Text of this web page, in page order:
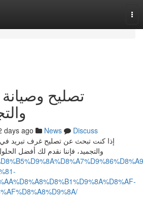
تصليح
days ago News
Discuss
إذا كنت تبحث عن تصليح غرف تبريد في
والتجميد، فإننا نقدم لك أفضل